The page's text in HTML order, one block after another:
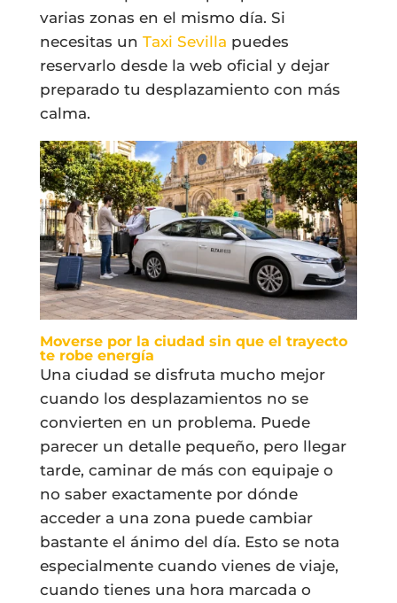
varias zonas en el mismo día. Si
necesitas un Taxi Sevilla puedes
reservarlo desde la web oficial y dejar
preparado tu desplazamiento con más
calma.
Moverse por la ciudad sin que el trayecto
te robe energía
Una ciudad se disfruta mucho mejor
cuando los desplazamientos no se
convierten en un problema. Puede
parecer un detalle pequeño, pero llegar
tarde, caminar de más con equipaje o
no saber exactamente por dónde
acceder a una zona puede cambiar
bastante el ánimo del día. Esto se nota
especialmente cuando vienes de viaje,
cuando tienes una hora marcada o